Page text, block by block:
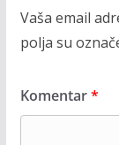
Vaša email
polja su
Komentar*